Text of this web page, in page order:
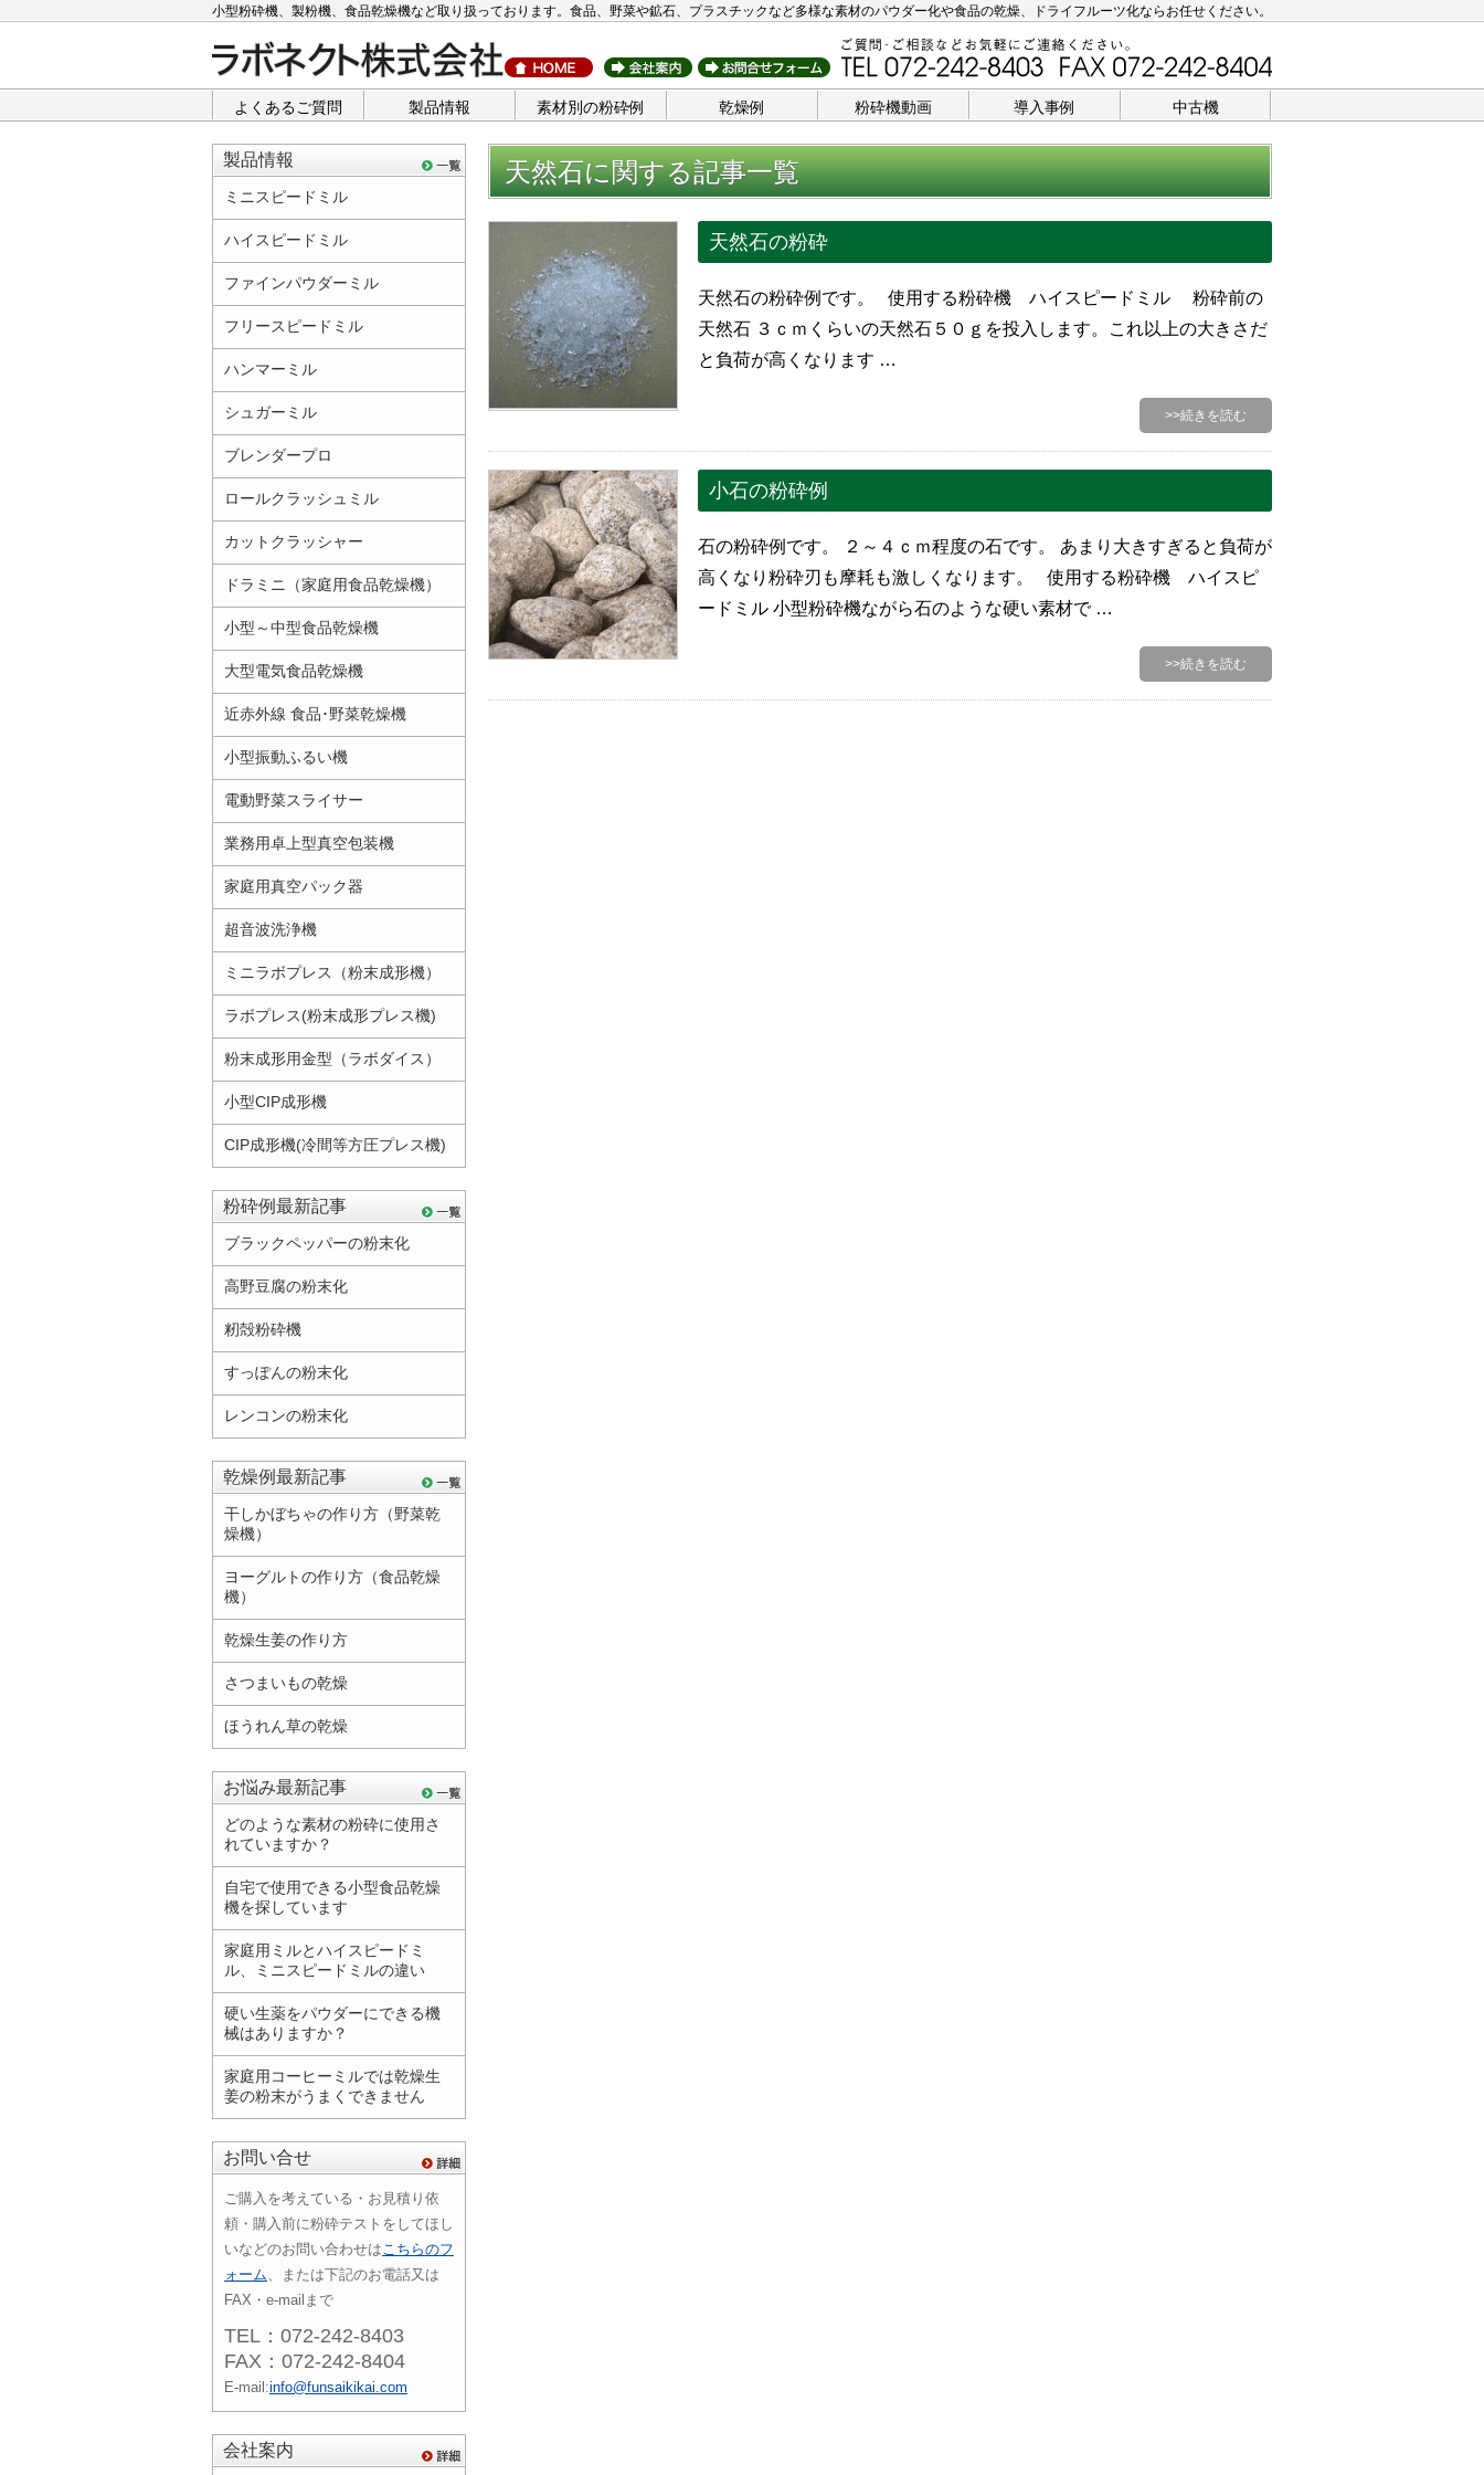
小型粉砕機、製粉機、食品乾燥機など取り扱っております。食品、野菜や鉱石、プラスチックなど多様な素材のパウダー化や食品の乾燥、ドライフルーツ化ならお任せください。
よくあるご質問 製品情報 素材別の粉砕例 乾燥例 粉砕機動画 導入事例 中古機
天然石に関する記事一覧
天然石の粉砕
天然石の粉砕例です。 使用する粉砕機 ハイスピードミル 粉砕前の
天然石 ３ｃｍくらいの天然石５０ｇを投入します。これ以上の大きさだ
と負荷が高くなります …
>>続きを読む
小石の粉砕例
石の粉砕例です。 ２～４ｃｍ程度の石です。 あまり大きすぎると負荷が
高くなり粉砕刃も摩耗も激しくなります。 使用する粉砕機 ハイスピ
ードミル 小型粉砕機ながら石のような硬い素材で …
>>続きを読む
製品情報
ミニスピードミル
ハイスピードミル
ファインパウダーミル
フリースピードミル
ハンマーミル
シュガーミル
ブレンダープロ
ロールクラッシュミル
カットクラッシャー
ドラミニ（家庭用食品乾燥機）
小型～中型食品乾燥機
大型電気食品乾燥機
近赤外線 食品･野菜乾燥機
小型振動ふるい機
電動野菜スライサー
業務用卓上型真空包装機
家庭用真空パック器
超音波洗浄機
ミニラボプレス（粉末成形機）
ラボプレス(粉末成形プレス機)
粉末成形用金型（ラボダイス）
小型CIP成形機
CIP成形機(冷間等方圧プレス機)
粉砕例最新記事
ブラックペッパーの粉末化
高野豆腐の粉末化
籾殻粉砕機
すっぽんの粉末化
レンコンの粉末化
乾燥例最新記事
干しかぼちゃの作り方（野菜乾
燥機）
ヨーグルトの作り方（食品乾燥
機）
乾燥生姜の作り方
さつまいもの乾燥
ほうれん草の乾燥
お悩み最新記事
どのような素材の粉砕に使用さ
れていますか？
自宅で使用できる小型食品乾燥
機を探しています
家庭用ミルとハイスピードミ
ル、ミニスピードミルの違い
硬い生薬をパウダーにできる機
械はありますか？
家庭用コーヒーミルでは乾燥生
姜の粉末がうまくできません
お問い合せ
ご購入を考えている・お見積り依
頼・購入前に粉砕テストをしてほし
いなどのお問い合わせはこちらのフ
ォーム、または下記のお電話又は
FAX・e-mailまで
TEL：072-242-8403
FAX：072-242-8404
E-mail:info@funsaikikai.com
会社案内